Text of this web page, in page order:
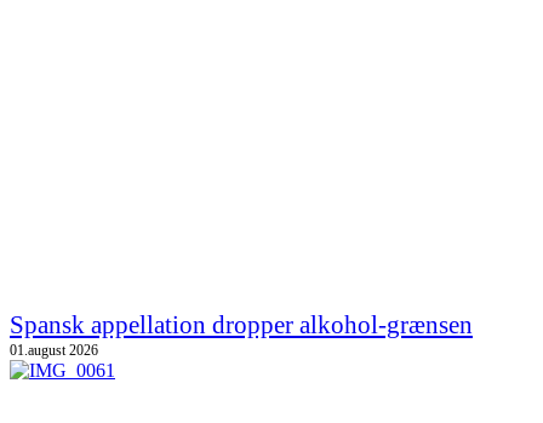
Spansk appellation dropper alkohol-grænsen
01.august 2026